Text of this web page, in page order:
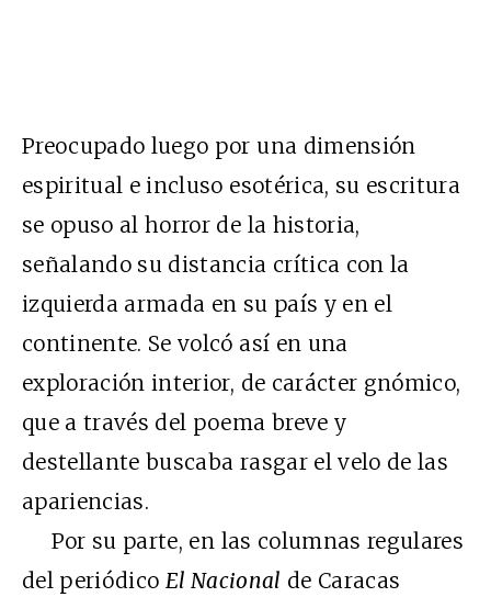
Preocupado luego por una dimensión
espiritual e incluso esotérica, su escritura
se opuso al horror de la historia,
señalando su distancia crítica con la
izquierda armada en su país y en el
continente. Se volcó así en una
exploración interior, de carácter gnómico,
que a través del poema breve y
destellante buscaba rasgar el velo de las
apariencias.
Por su parte, en las columnas regulares
del periódico El Nacional de Caracas